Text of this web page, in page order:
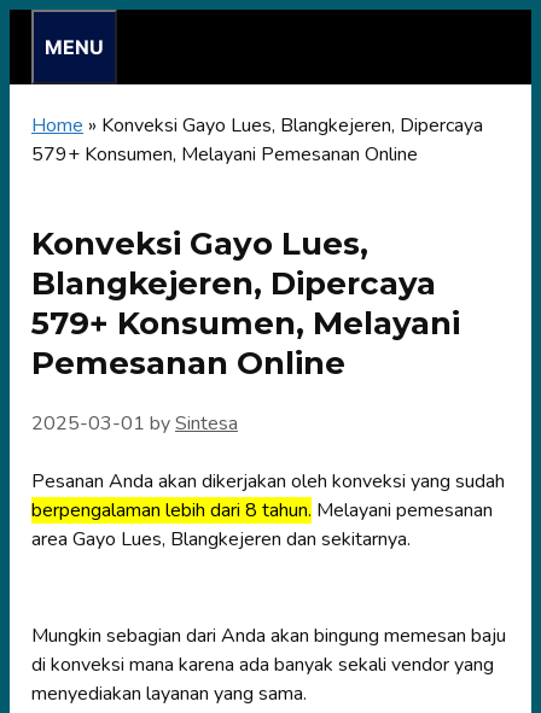
content
MENU
Home » Konveksi Gayo Lues, Blangkejeren, Dipercaya
579+ Konsumen, Melayani Pemesanan Online
Konveksi Gayo Lues,
Blangkejeren, Dipercaya
579+ Konsumen, Melayani
Pemesanan Online
2025-03-01 bySintesa
Pesanan Anda akan dikerjakan oleh konveksi yang sudah
berpengalaman lebih dari 8 tahun. Melayani pemesanan
area Gayo Lues, Blangkejeren dan sekitarnya.
Mungkin sebagian dari Anda akan bingung memesan baju
di konveksi mana karena ada banyak sekali vendor yang
menyediakan layanan yang sama.